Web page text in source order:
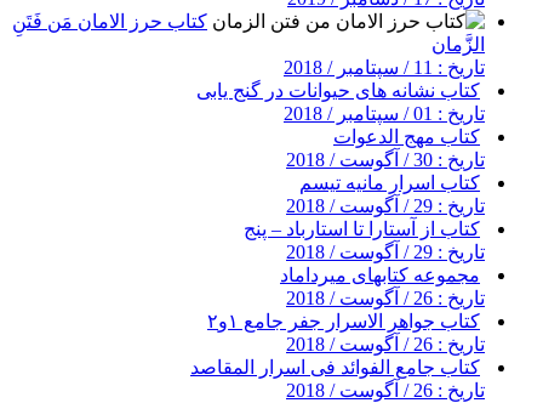
کتاب حرز الامان مَن فَتَنِ
الزَّمان
تاریخ : 11 / سپتامبر / 2018
کتاب نشانه های حیوانات در گنج یابی
تاریخ : 01 / سپتامبر / 2018
کتاب مهج الدعوات
تاریخ : 30 / آگوست / 2018
کتاب اسرار مانیه تیسم
تاریخ : 29 / آگوست / 2018
کتاب از آستارا تا استارباد – پنج
تاریخ : 29 / آگوست / 2018
مجموعه کتابهای میرداماد
تاریخ : 26 / آگوست / 2018
کتاب جواهر الاسرار جفر جامع ۱و۲
تاریخ : 26 / آگوست / 2018
کتاب جامع الفوائد فی اسرار المقاصد
تاریخ : 26 / آگوست / 2018